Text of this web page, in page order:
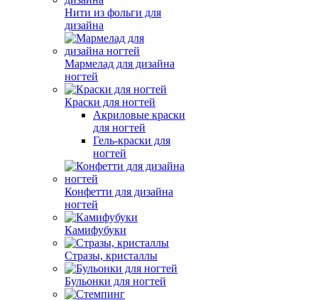
Нити из фольги для
дизайна
Мармелад для дизайна
ногтей
Краски для ногтей
Акриловые краски
для ногтей
Гель-краски для
ногтей
Конфетти для дизайна
ногтей
Камифубуки
Стразы, кристаллы
Бульонки для ногтей